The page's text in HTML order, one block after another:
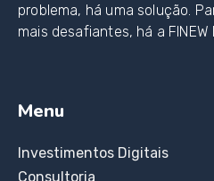
problema, há uma solução.
mais desafiantes, há a FINEW
Menu
Investimentos Digitais
Consultoria